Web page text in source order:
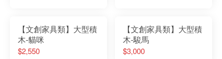
【文創家具類】大型積
木-貓咪
$2,550
【文創家具類】大型積
木-駿馬
$3,000